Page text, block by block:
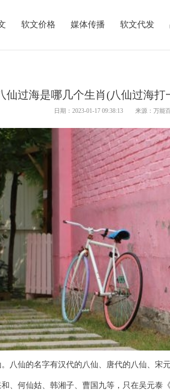
软文价格 媒体传播 软文代发
仙过海是哪几个生肖(八仙过海打
日期：2023-01-17 09:38:13 来源：万能
八仙的名字有汉代的八仙、唐代的八仙、宋
、何仙姑、韩湘子、曹国九等，只在吴元泰